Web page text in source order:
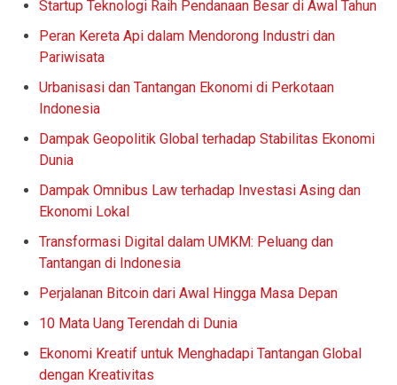
Startup Teknologi Raih Pendanaan Besar di Awal Tahun
Peran Kereta Api dalam Mendorong Industri dan
Pariwisata
Urbanisasi dan Tantangan Ekonomi di Perkotaan
Indonesia
Dampak Geopolitik Global terhadap Stabilitas Ekonomi
Dunia
Dampak Omnibus Law terhadap Investasi Asing dan
Ekonomi Lokal
Transformasi Digital dalam UMKM: Peluang dan
Tantangan di Indonesia
Perjalanan Bitcoin dari Awal Hingga Masa Depan
10 Mata Uang Terendah di Dunia
Ekonomi Kreatif untuk Menghadapi Tantangan Global
dengan Kreativitas